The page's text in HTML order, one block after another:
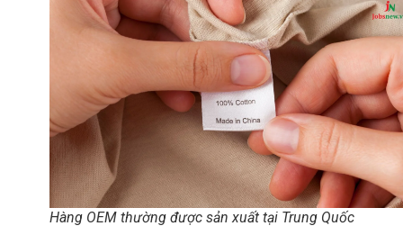
Hàng OEM thường được sản xuất tại Trung Quốc